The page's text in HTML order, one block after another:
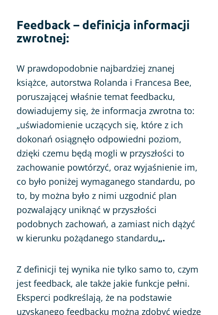
Feedback – definicja informacji
zwrotnej:
W prawdopodobnie najbardziej znanej
książce, autorstwa Rolanda i Francesa Bee,
poruszającej właśnie temat feedbacku,
dowiadujemy się, że informacja zwrotna to:
„uświadomienie uczących się, które z ich
dokonań osiągnęło odpowiedni poziom,
dzięki czemu będą mogli w przyszłości to
zachowanie powtórzyć, oraz wyjaśnienie im,
co było poniżej wymaganego standardu, po
to, by można było z nimi uzgodnić plan
pozwalający uniknąć w przyszłości
podobnych zachowań, a zamiast nich dążyć
w kierunku pożądanego standardu„.
Z definicji tej wynika nie tylko samo to, czym
jest feedback, ale także jakie funkcje pełni.
Eksperci podkreślają, że na podstawie
uzyskanego feedbacku można zdobyć wiedzę